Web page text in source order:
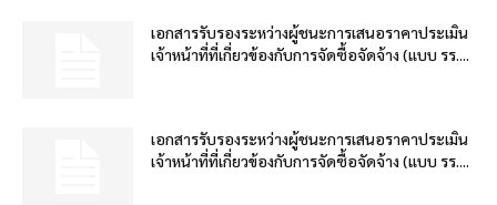
เอกสารรับรองระหว่างผู้ชนะการเสนอราคาประเมิน
เจ้าหน้าที่ที่เกี่ยวข้องกับการจัดซื้อจัดจ้าง (แบบ รร....
เอกสารรับรองระหว่างผู้ชนะการเสนอราคาประเมิน
เจ้าหน้าที่ที่เกี่ยวข้องกับการจัดซื้อจัดจ้าง (แบบ รร....